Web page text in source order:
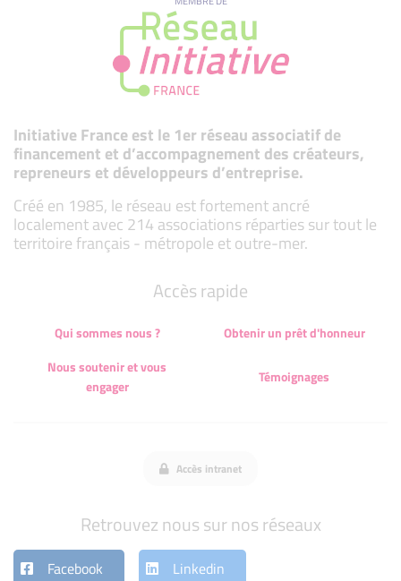
Initiative France est le 1er réseau associatif de
financement et d’accompagnement des créateurs,
repreneurs et développeurs d’entreprise.
Créé en 1985, le réseau est fortement ancré
localement avec 214 associations réparties sur tout le
territoire français - métropole et outre-mer.
Accès rapide
Qui sommes nous ?
Obtenir un prêt d'honneur
Nous soutenir et vous
engager
Témoignages
Accès intranet
Retrouvez nous sur nos réseaux
Facebook Linkedin